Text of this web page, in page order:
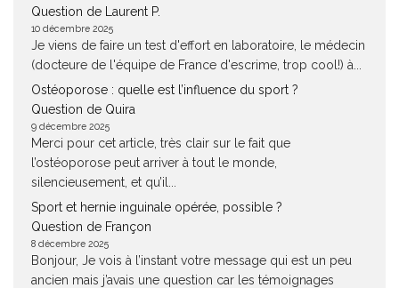
Question de Laurent P.
10 décembre 2025
Je viens de faire un test d'effort en laboratoire, le médecin
(docteure de l'équipe de France d'escrime, trop cool!) à...
Ostéoporose : quelle est l’influence du sport ?
Question de Quira
9 décembre 2025
Merci pour cet article, très clair sur le fait que
l’ostéoporose peut arriver à tout le monde,
silencieusement, et qu’il...
Sport et hernie inguinale opérée, possible ?
Question de Françon
8 décembre 2025
Bonjour, Je vois à l’instant votre message qui est un peu
ancien mais j’avais une question car les témoignages